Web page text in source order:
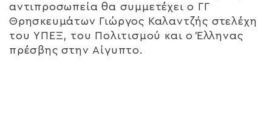
αντιπροσωπεία θα συμμετέχει ο ΓΓ
Θρησκευμάτων Γιώργος Καλαντζής στελέχη
του ΥΠΕΞ, του Πολιτισμού και ο Έλληνας
πρέσβης στην Αίγυπτο.